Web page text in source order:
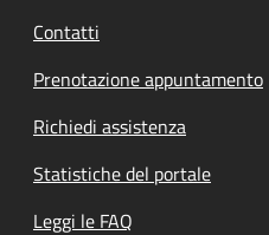
Contatti
Prenotazione appuntamento
Richiedi assistenza
Statistiche del portale
Leggi le FAQ